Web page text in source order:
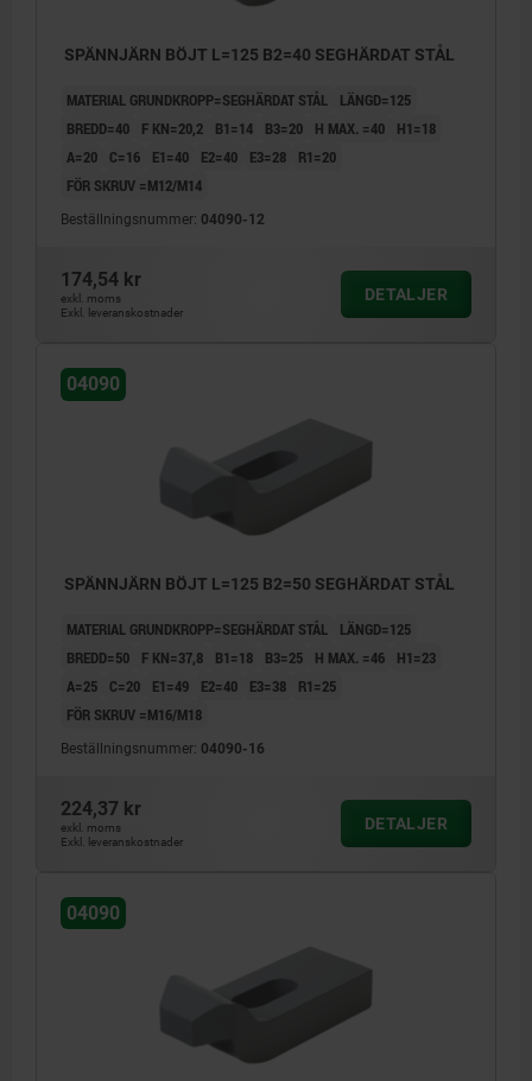
SPÄNNJÄRN BÖJT L=125 B2=40 SEGHÄRDAT STÅL
MATERIAL GRUNDKROPP=SEGHÄRDAT STÅL
LÄNGD=125
BREDD=40
F KN=20,2 B1=14 B3=20 H MAX. =40
H1=18
A=20
C=16 E1=40 E2=40 E3=28
R1=20
FÖR SKRUV =M12/M14
Beställningsnummer: 04090-12
174,54 kr
exkl. moms
Exkl. leveranskostnader
DETALJER
04090
SPÄNNJÄRN BÖJT L=125 B2=50 SEGHÄRDAT STÅL
MATERIAL GRUNDKROPP=SEGHÄRDAT STÅL
LÄNGD=125
BREDD=50
F KN=37,8 B1=18 B3=25 H MAX. =46
H1=23
A=25
C=20 E1=49 E2=40 E3=38
R1=25
FÖR SKRUV =M16/M18
Beställningsnummer: 04090-16
224,37 kr
exkl. moms
Exkl. leveranskostnader
DETALJER
04090